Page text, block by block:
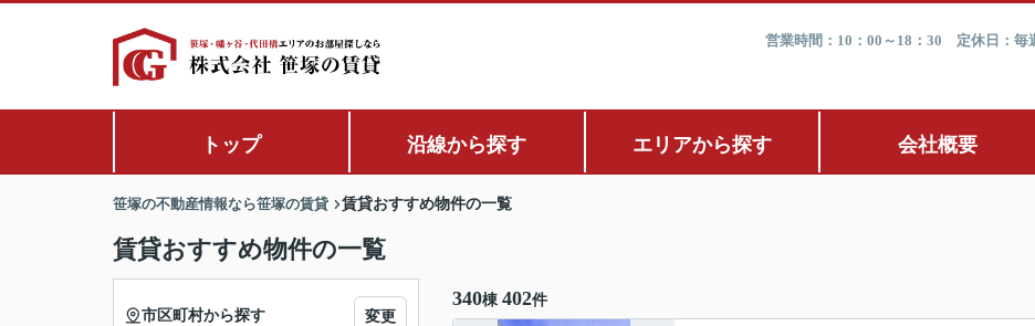
営業時間：10：00～18：30 定休日：毎
トップ 沿線から探す エリアから探す 会社概要
笹塚の不動産情報なら笹塚の賃貸 賃貸おすすめ物件の一覧
賃貸おすすめ物件の一覧
340棟 402件
市区町村から探す 変更